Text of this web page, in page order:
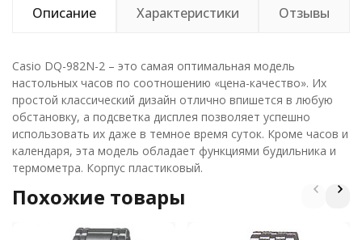
Описание Характеристики Отзывы
Casio DQ-982N-2 – это самая оптимальная модель
настольных часов по соотношению «цена-качество». Их
простой классический дизайн отлично впишется в любую
обстановку, а подсветка дисплея позволяет успешно
использовать их даже в темное время суток. Кроме часов и
календаря, эта модель обладает функциями будильника и
термометра. Корпус пластиковый.
Похожие товары